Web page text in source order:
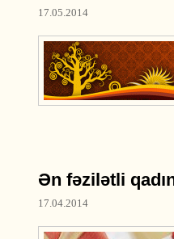
17.05.2014
Ən fəzilətli
17.04.2014